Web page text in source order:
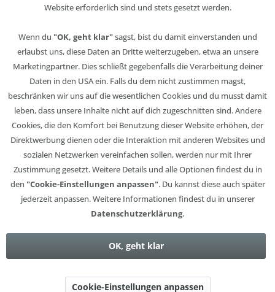
Website erforderlich sind und stets gesetzt werden.
Wenn du "OK, geht klar"sagst, bist du damit einverstanden und
erlaubst uns, diese Daten an Dritte weiterzugeben, etwa an unsere
Marketingpartner. Dies schließt gegebenfalls die Verarbeitung deiner
Daten in den USA ein. Falls du dem nicht zustimmen magst,
beschränken wir uns auf die wesentlichen Cookies und du musst damit
leben, dass unsere Inhalte nicht auf dich zugeschnitten sind. Andere
Cookies, die den Komfort bei Benutzung dieser Website erhöhen, der
Direktwerbung dienen oder die Interaktion mit anderen Websites und
sozialen Netzwerken vereinfachen sollen, werden nur mit Ihrer
Zustimmung gesetzt. Weitere Details und alle Optionen findest du in
den "Cookie-Einstellungen anpassen". Du kannst diese auch später
jederzeit anpassen. Weitere Informationen findest du in unserer
Datenschutzerklärung.
OK, geht klar
Cookie-Einstellungen anpassen